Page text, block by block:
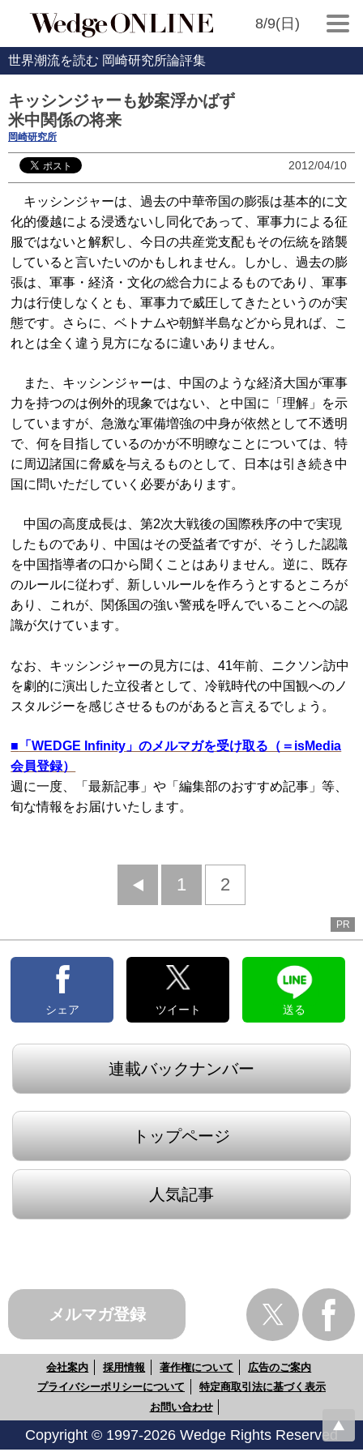
8/9(日)
世界潮流を読む 岡崎研究所論評集
キッシンジャーも妙案浮かばず
米中関係の将来
岡崎研究所
2012/04/10
キッシンジャーは、過去の中華帝国の膨張は基本的に文
化的優越による浸透ないし同化であって、軍事力による征
服ではないと解釈し、今日の共産党支配もその伝統を踏襲
していると言いたいのかもしれません。しかし、過去の膨
張は、軍事・経済・文化の総合力によるものであり、軍事
力は行使しなくとも、軍事力で威圧してきたというのが実
態です。さらに、ベトナムや朝鮮半島などから見れば、こ
れとは全く違う見方になるに違いありません。
また、キッシンジャーは、中国のような経済大国が軍事
力を持つのは例外的現象ではない、と中国に「理解」を示
していますが、急激な軍備増強の中身が依然として不透明
で、何を目指しているのかが不明瞭なことについては、特
に周辺諸国に脅威を与えるものとして、日本は引き続き中
国に問いただしていく必要があります。
中国の高度成長は、第2次大戦後の国際秩序の中で実現
したものであり、中国はその受益者ですが、そうした認識
を中国指導者の口から聞くことはありません。逆に、既存
のルールに従わず、新しいルールを作ろうとするところが
あり、これが、関係国の強い警戒を呼んでいることへの認
識が欠けています。
なお、キッシンジャーの見方には、41年前、ニクソン訪中
を劇的に演出した立役者として、冷戦時代の中国観へのノ
スタルジーを感じさせるものがあると言えるでしょう。
■ 「WEDGE Infinity」のメルマガを受け取る（＝isMedia
会員登録）
週に一度、「最新記事」や「編集部のおすすめ記事」等、
旬な情報をお届けいたします。
前
1 2
PR
シェア ツイート 送る
連載バックナンバー
トップページ
人気記事
メルマガ登録
会社案内 採用情報 著作権について
広告のご案内
プライバシーポリシーについて
特定商取引法に基づく表示
お問い合わせ
Copyright © 1997-2026 Wedge Rights Reserved